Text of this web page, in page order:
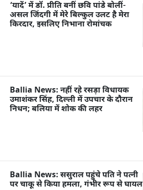
‘यादें’ में डॉ. प्रीति बनीं छवि पांडे बोलीं-
असल जिंदगी में मेरे बिल्कुल उलट है मेरा
किरदार, इसलिए निभाना रोमांचक
Ballia News: नहीं रहे रसड़ा विधायक
उमाशंकर सिंह, दिल्ली में उपचार के दौरान
निधन; बलिया में शोक की लहर
Ballia News: ससुराल पहुंचे पति ने पत्नी
पर चाकू से किया हमला, गंभीर रूप से घायल